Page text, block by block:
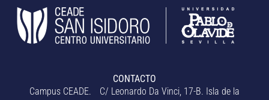
CONTACTO
Campus CEADE. C/ Leonardo Da Vinci, 17-B. Isla de la